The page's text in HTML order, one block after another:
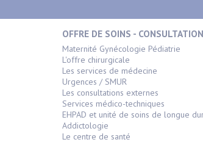
OFFRE DE SOINS -
Maternité Gynécologie Pédiatrie
L'offre chirurgicale
Les services de médecine
Urgences / SMUR
Les consultations externes
Services médico-techniques
EHPAD et unité de soins de longue
Addictologie
Le centre de santé